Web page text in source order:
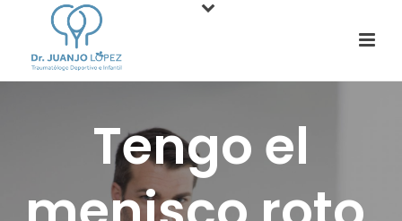
Tengo el